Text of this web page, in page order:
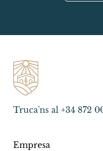
Truca'ns al +34 872
Empresa